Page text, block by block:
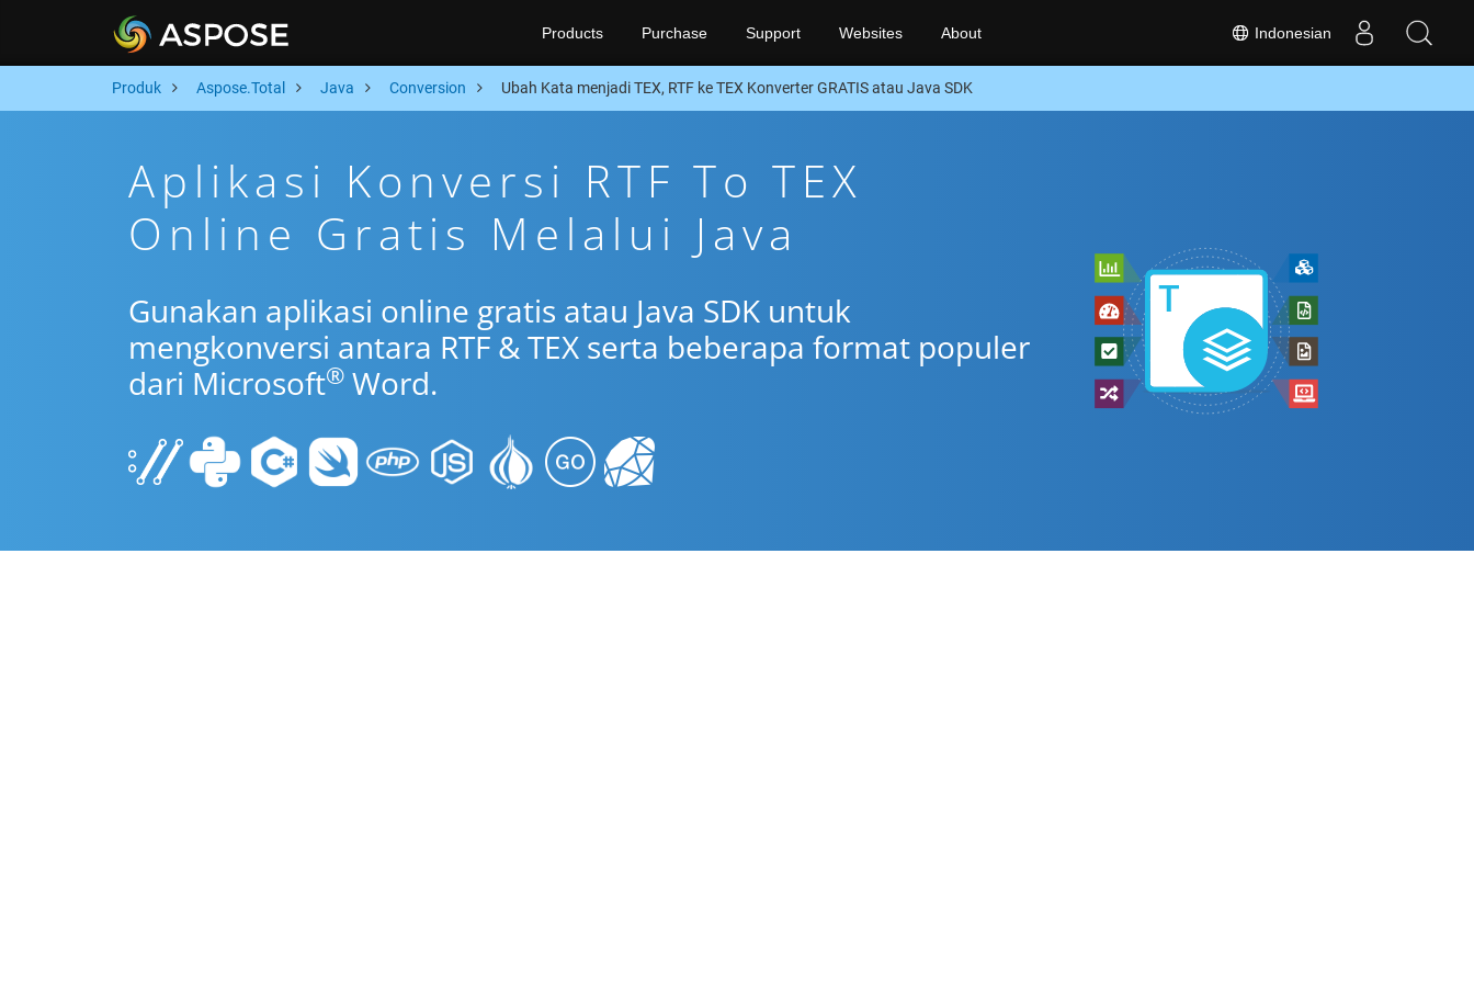
Indonesian
Products Purchase Support Websites About
Produk Aspose.Total Java Conversion Ubah Kata menjadi TEX, RTF ke TEX Konverter GRATIS atau Java SDK
Aplikasi Konversi RTF To TEX
Online Gratis Melalui Java
Gunakan aplikasi online gratis atau Java SDK untuk
mengkonversi antara RTF & TEX serta beberapa format populer
dari Microsoft® Word.